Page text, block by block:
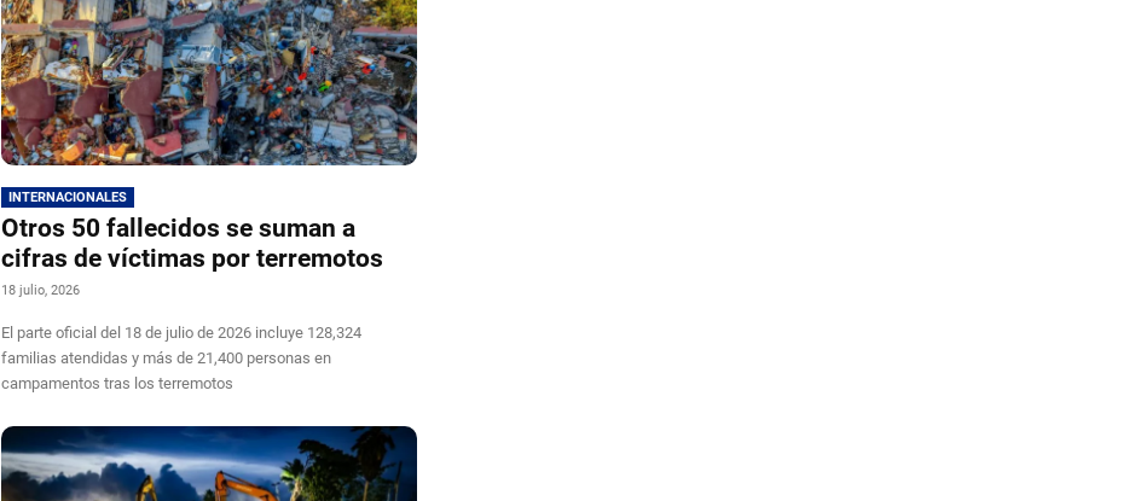
INTERNACIONALES
Otros 50 fallecidos se suman a
cifras de víctimas por terremotos
18 julio, 2026
El parte oficial del 18 de julio de 2026 incluye 128,324
familias atendidas y más de 21,400 personas en
campamentos tras los terremotos